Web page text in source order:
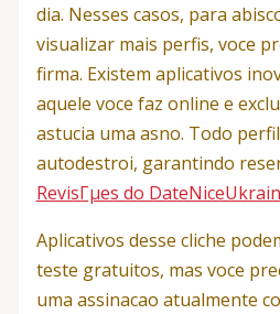
dia. Nesses casos, para
visualizar mais perfis, voce
firma. Existem aplicativos
aquele voce faz online e
astucia uma asno. Todo
autodestroi, garantindo
RevisГµes do
Aplicativos desse cliche
teste gratuitos, mas voce
uma assinacao atualmente